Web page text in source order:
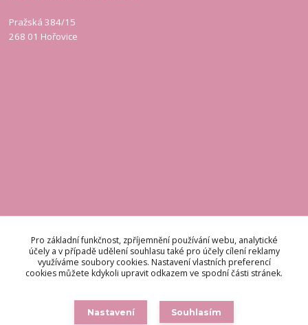
Pražská 384/15
268 01 Hořovice
KONTAKT
Odpovídáme do 48 hodin.
Pro základní funkčnost, zpříjemnění používání webu, analytické
účely a v případě udělení souhlasu také pro účely cílení reklamy
využíváme soubory cookies. Nastavení vlastních preferencí
cookies můžete kdykoli upravit odkazem ve spodní části stránek.
Nastavení Souhlasím